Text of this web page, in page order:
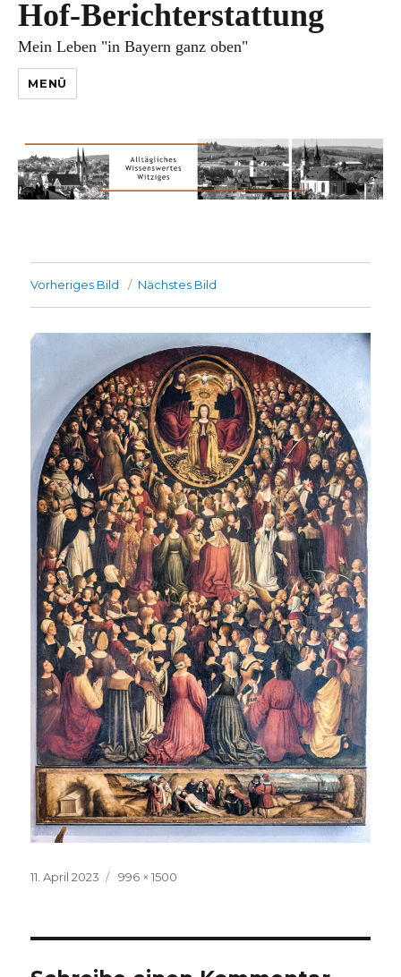
Hof-Berichterstattung
Mein Leben "in Bayern ganz oben"
MENÜ
Vorheriges Bild Nächstes Bild
Veröffentlicht
11. April 2023
Volle
996 × 1500